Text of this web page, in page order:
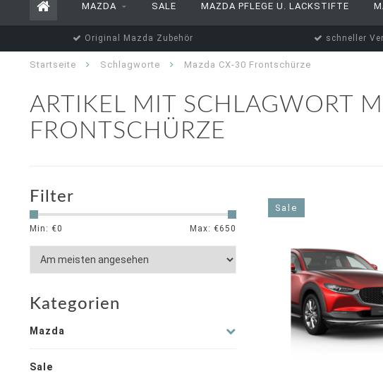
MAZDA SALE MAZDA PFLEGE U. LACKSTIFTE
Original Mazda Zubehör schneller
Startseite Schlagworte Mazda CX-30 Frontschürze
ARTIKEL MIT SCHLAGWORT
FRONTSCHÜRZE
Filter
Min: €0 Max: €650
Kategorien
Mazda
Sale
Sale